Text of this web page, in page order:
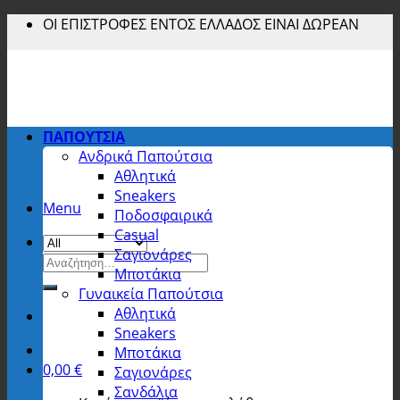
Skip ΟΙ ΕΠΙΣΤΡΟΦΕΣ ΕΝΤΟΣ ΕΛΛΑΔΟΣ ΕΙΝΑΙ ΔΩΡΕΑΝ
Menu
Αναζήτηση
για:
0,00€
ΠΑΠΟΥΤΣΙΑ
Ανδρικά Παπούτσια
Αθλητικά
Sneakers
Ποδοσφαιρικά
Casual
Σαγιονάρες
Μποτάκια
Γυναικεία Παπούτσια
Αθλητικά
Sneakers
Μποτάκια
Σαγιονάρες
Σανδάλια